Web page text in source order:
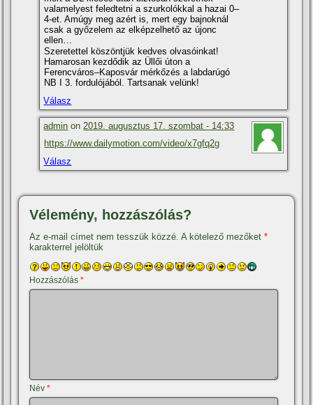
valamelyest feledtetni a szurkolókkal a hazai 0–
4-et. Amúgy meg azért is, mert egy bajnoknál
csak a győzelem az elképzelhető az újonc
ellen…
Szeretettel köszöntjük kedves olvasóinkat!
Hamarosan kezdődik az Üllői úton a
Ferencváros–Kaposvár mérkőzés a labdarúgó
NB I 3. fordulójából. Tartsanak velünk!
Válasz
admin on2019. augusztus 17. szombat - 14:33
https://www.dailymotion.com/video/x7gfq2g
Válasz
Vélemény, hozzászólás?
Az e-mail címet nem tesszük közzé. A kötelező mezőket*
karakterrel jelöltük
Hozzászólás*
Név*